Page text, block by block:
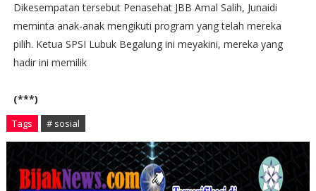
Dikesempatan tersebut Penasehat JBB Amal Salih, Junaidi
meminta anak-anak mengikuti program yang telah mereka
pilih. Ketua SPSI Lubuk Begalung ini meyakini, mereka yang
hadir ini memilik
(***)
Tags # sosial